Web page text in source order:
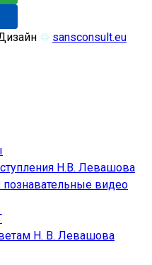
♲ sansconsult.eu
Н.В. Левашова
познавательные видео
Н. В. Левашова